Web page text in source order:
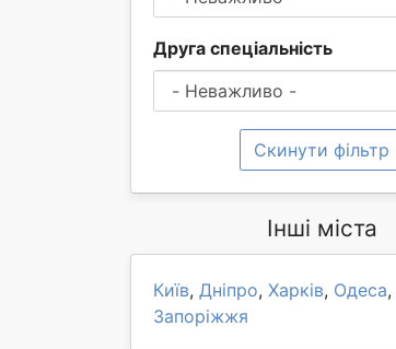
Друга спеціальність
Скинути фільтр
Інші міста
Київ, Дніпро, Харків, Одеса,
Запоріжжя